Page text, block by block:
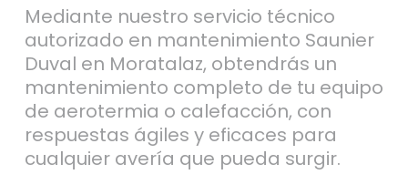
Mediante nuestro servicio técnico
autorizado en mantenimiento Saunier
Duval en Moratalaz, obtendrás un
mantenimiento completo de tu equipo
de aerotermia o calefacción, con
respuestas ágiles y eficaces para
cualquier avería que pueda surgir.